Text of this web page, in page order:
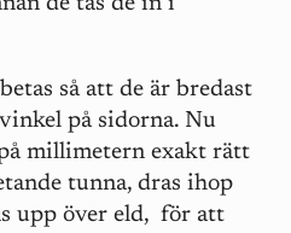
så att de är bredast
på sidorna. Nu
millimetern exakt rätt
tunna, dras ihop
upp över eld, för att